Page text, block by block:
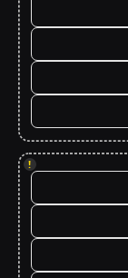
!